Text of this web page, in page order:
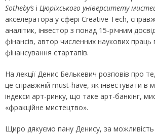
Sotheby’s і Цюріхського університету
акселератора у сфері Creative Tech,
аналітик, інвестор з понад 15-річним
фінансів, автор численних наукових
фінансування стартапів.
На лекції Денис Белькевич розповів про
це справжній must-have, як інвестувати в
індекси арт-ринку, що таке арт-банкінг,
«фракційне мистецтво».
Щиро дякуємо пану Денису, за можливість